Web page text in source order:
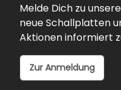
Melde Dich zu
neue Schallplatten
Aktionen informiert
Zur Anmeldung